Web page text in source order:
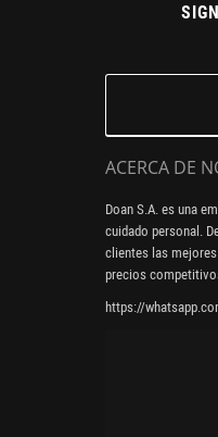
ACERCA DE
Doan S.A. es una
cuidado personal.
clientes las
precios
https://